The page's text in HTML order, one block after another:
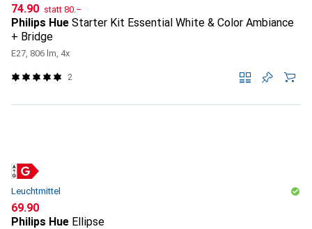
CHF
74.90 statt CHF
80.–
Philips Hue Starter Kit Essential White & Color Ambiance
+ Bridge
E27, 806 lm, 4x
2
Leuchtmittel
CHF
69.90
Philips Hue Ellipse